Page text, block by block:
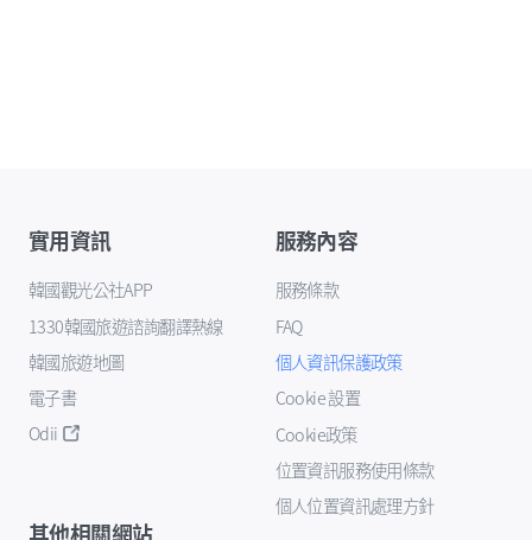
實用資訊
韓國觀光公社APP
1330韓國旅遊諮詢翻譯熱線
韓國旅遊地圖
電子書
Odii
服務內容
服務條款
FAQ
個人資訊保護政策
Cookie 設置
Cookie政策
位置資訊服務使用條款
個人位置資訊處理方針
其他相關網站